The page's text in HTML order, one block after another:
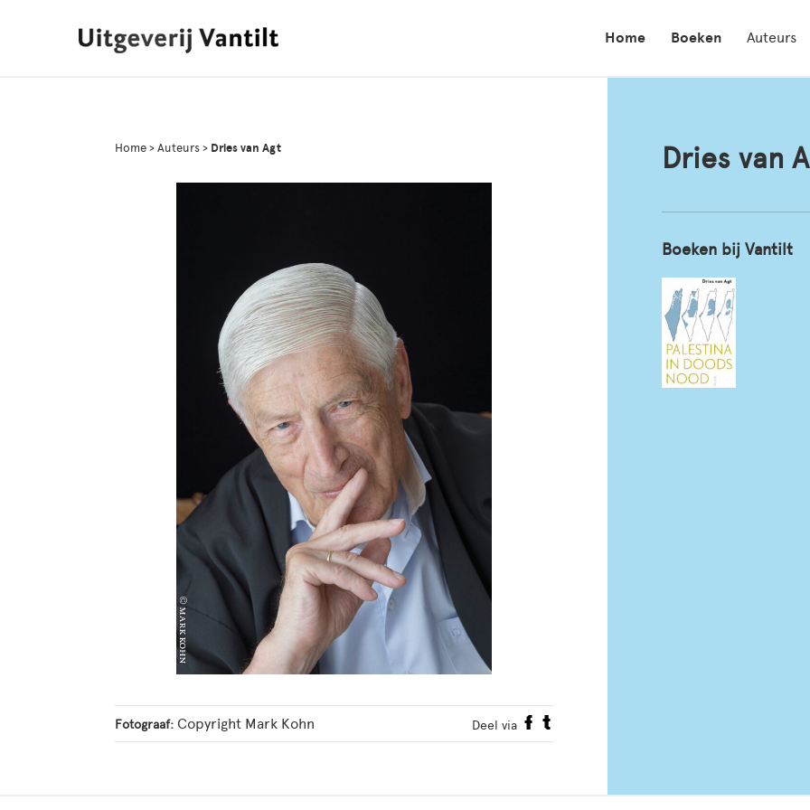
Home Boeken Auteurs
Home > Auteurs > Dries van Agt
Fotograaf: Copyright Mark Kohn Deel via
Dries van
Boeken bij Vantilt